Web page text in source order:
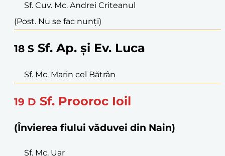
Sf. Cuv. Mc. Andrei Criteanul
(Post. Nu se fac nunți)
18 S Sf. Ap. și Ev. Luca
Sf. Mc. Marin cel Bătrân
19 D Sf. Prooroc Ioil
(Învierea fiului văduvei din Nain)
Sf. Mc. Uar